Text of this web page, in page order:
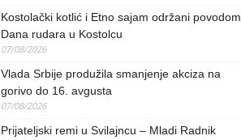
Kostolački kotlić i Etno sajam održani povodom
Dana rudara u Kostolcu
07/08/2026
Vlada Srbije produžila smanjenje akciza na
gorivo do 16. avgusta
07/08/2026
Prijateljski remi u Svilajncu – Mladi Radnik